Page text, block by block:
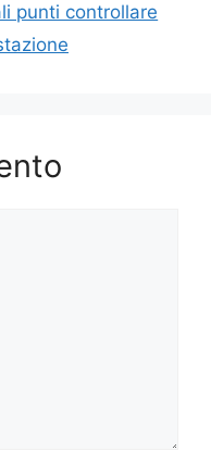
punti controllare